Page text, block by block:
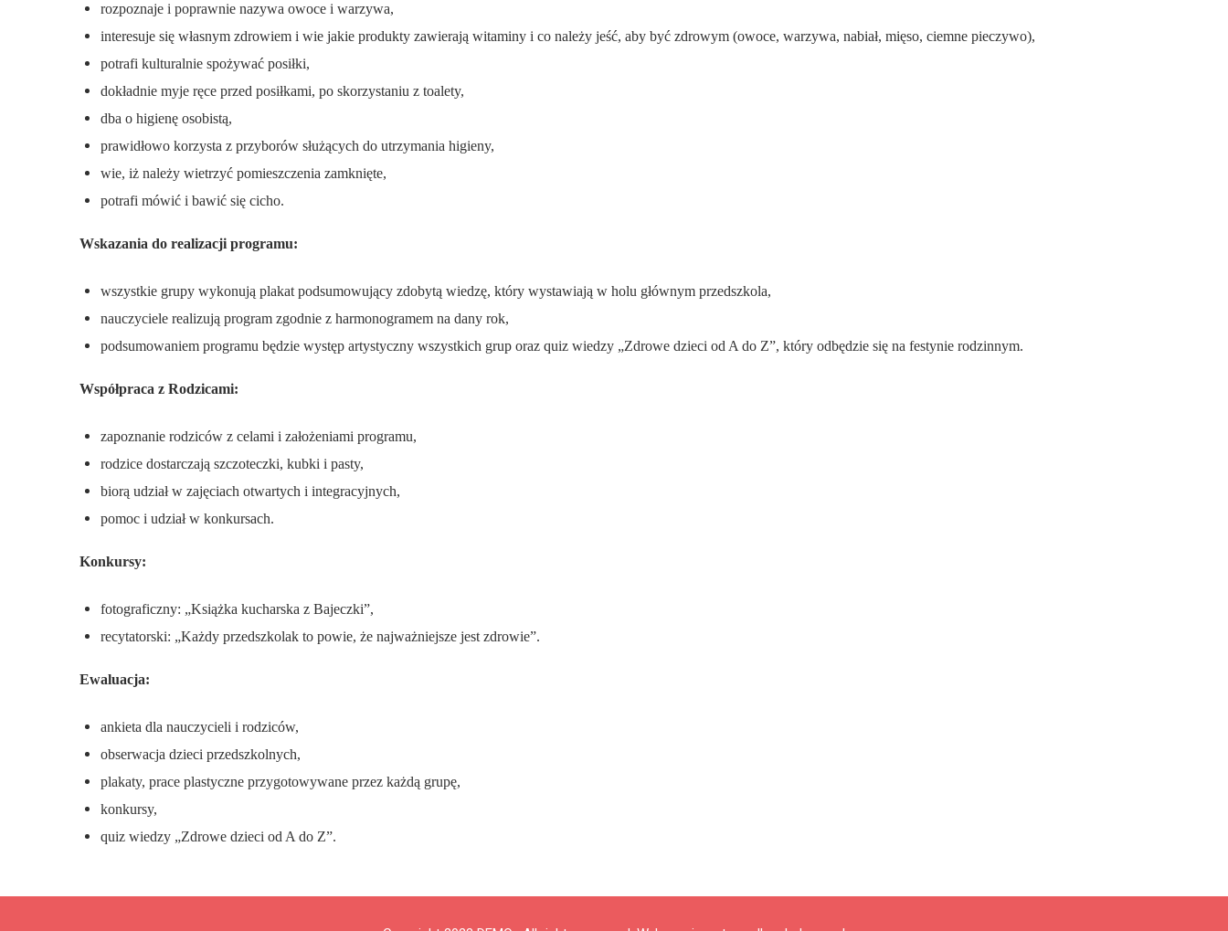
rozpoznaje i poprawnie nazywa owoce i warzywa,
interesuje się własnym zdrowiem i wie jakie produkty zawierają witaminy i co należy jeść, aby być zdrowym (owoce, warzywa, nabiał, mięso, ciemne pieczywo),
potrafi kulturalnie spożywać posiłki,
dokładnie myje ręce przed posiłkami, po skorzystaniu z toalety,
dba o higienę osobistą,
prawidłowo korzysta z przyborów służących do utrzymania higieny,
wie, iż należy wietrzyć pomieszczenia zamknięte,
potrafi mówić i bawić się cicho.
Wskazania do realizacji programu:
wszystkie grupy wykonują plakat podsumowujący zdobytą wiedzę, który wystawiają w holu głównym przedszkola,
nauczyciele realizują program zgodnie z harmonogramem na dany rok,
podsumowaniem programu będzie występ artystyczny wszystkich grup oraz quiz wiedzy „Zdrowe dzieci od A do Z”, który odbędzie się na festynie rodzinnym.
Współpraca z Rodzicami:
zapoznanie rodziców z celami i założeniami programu,
rodzice dostarczają szczoteczki, kubki i pasty,
biorą udział w zajęciach otwartych i integracyjnych,
pomoc i udział w konkursach.
Konkursy:
fotograficzny: „Książka kucharska z Bajeczki”,
recytatorski: „Każdy przedszkolak to powie, że najważniejsze jest zdrowie”.
Ewaluacja:
ankieta dla nauczycieli i rodziców,
obserwacja dzieci przedszkolnych,
plakaty, prace plastyczne przygotowywane przez każdą grupę,
konkursy,
quiz wiedzy „Zdrowe dzieci od A do Z”.